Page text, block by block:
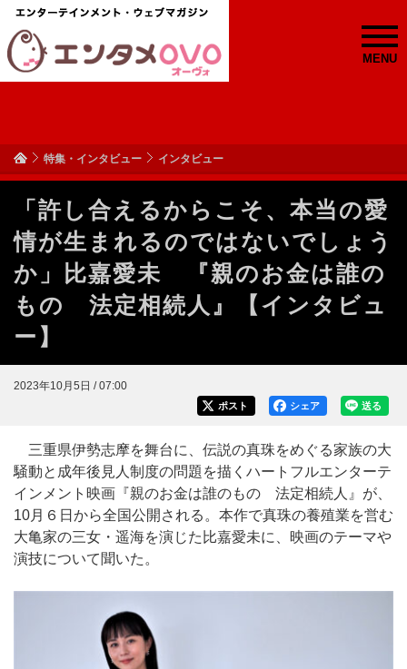
MENU
特集・インタビュー インタビュー
「許し合えるからこそ、本当の愛
情が生まれるのではないでしょう
か」比嘉愛未 『親のお金は誰の
もの 法定相続人』【インタビュ
ー】
2023年10月5日 / 07:00
送る
シェア
ポスト
三重県伊勢志摩を舞台に、伝説の真珠をめぐる家族の大
騒動と成年後見人制度の問題を描くハートフルエンターテ
インメント映画『親のお金は誰のもの 法定相続人』が、
10月６日から全国公開される。本作で真珠の養殖業を営む
大亀家の三女・遥海を演じた比嘉愛未に、映画のテーマや
演技について聞いた。